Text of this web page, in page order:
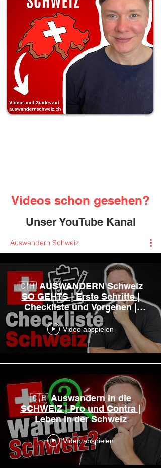
Videos schon gesehen?
Unser YouTube Kanal
Auswandern Schweiz
🇨🇭 AUSWANDERN Schweiz
SO GEHTS | Erste Schritte |
Checkliste und Vorgehen |
Erfahrungen und Tipps
Video abspielen
🇨🇭 Auswandern in die
SCHWEIZ | Pro und Contra |
Leben in der Schweiz
Video abspielen